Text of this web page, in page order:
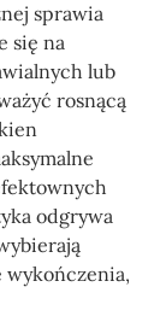
sprawia
się na
lub
rosnącą
odgrywa